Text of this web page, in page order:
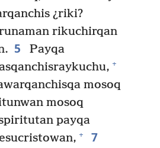
¿riki?
rikuchirqan
5
Payqa
+
mosoq
mosoq
payqa
+ 7